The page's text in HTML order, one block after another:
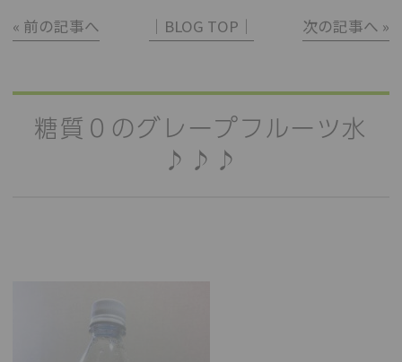
« 前の記事へ │BLOG TOP│ 次の記事へ »
糖質０のグレープフルーツ水
♪♪♪